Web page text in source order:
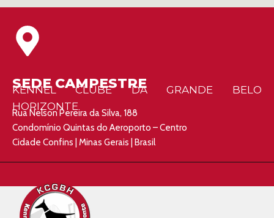
SEDE CAMPESTRE
KENNEL CLUBE DA GRANDE BELO
HORIZONTE
Rua Nelson Pereira da Silva, 188
Condomínio Quintas do Aeroporto – Centro
Cidade Confins | Minas Gerais | Brasil